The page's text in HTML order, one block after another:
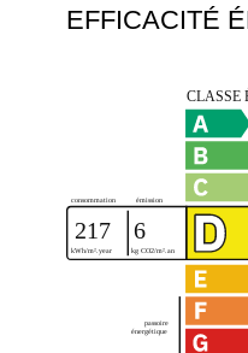
EFFICACITÉ